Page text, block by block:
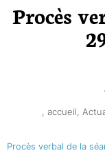
Procès
, accueil,
Procès verbal de la